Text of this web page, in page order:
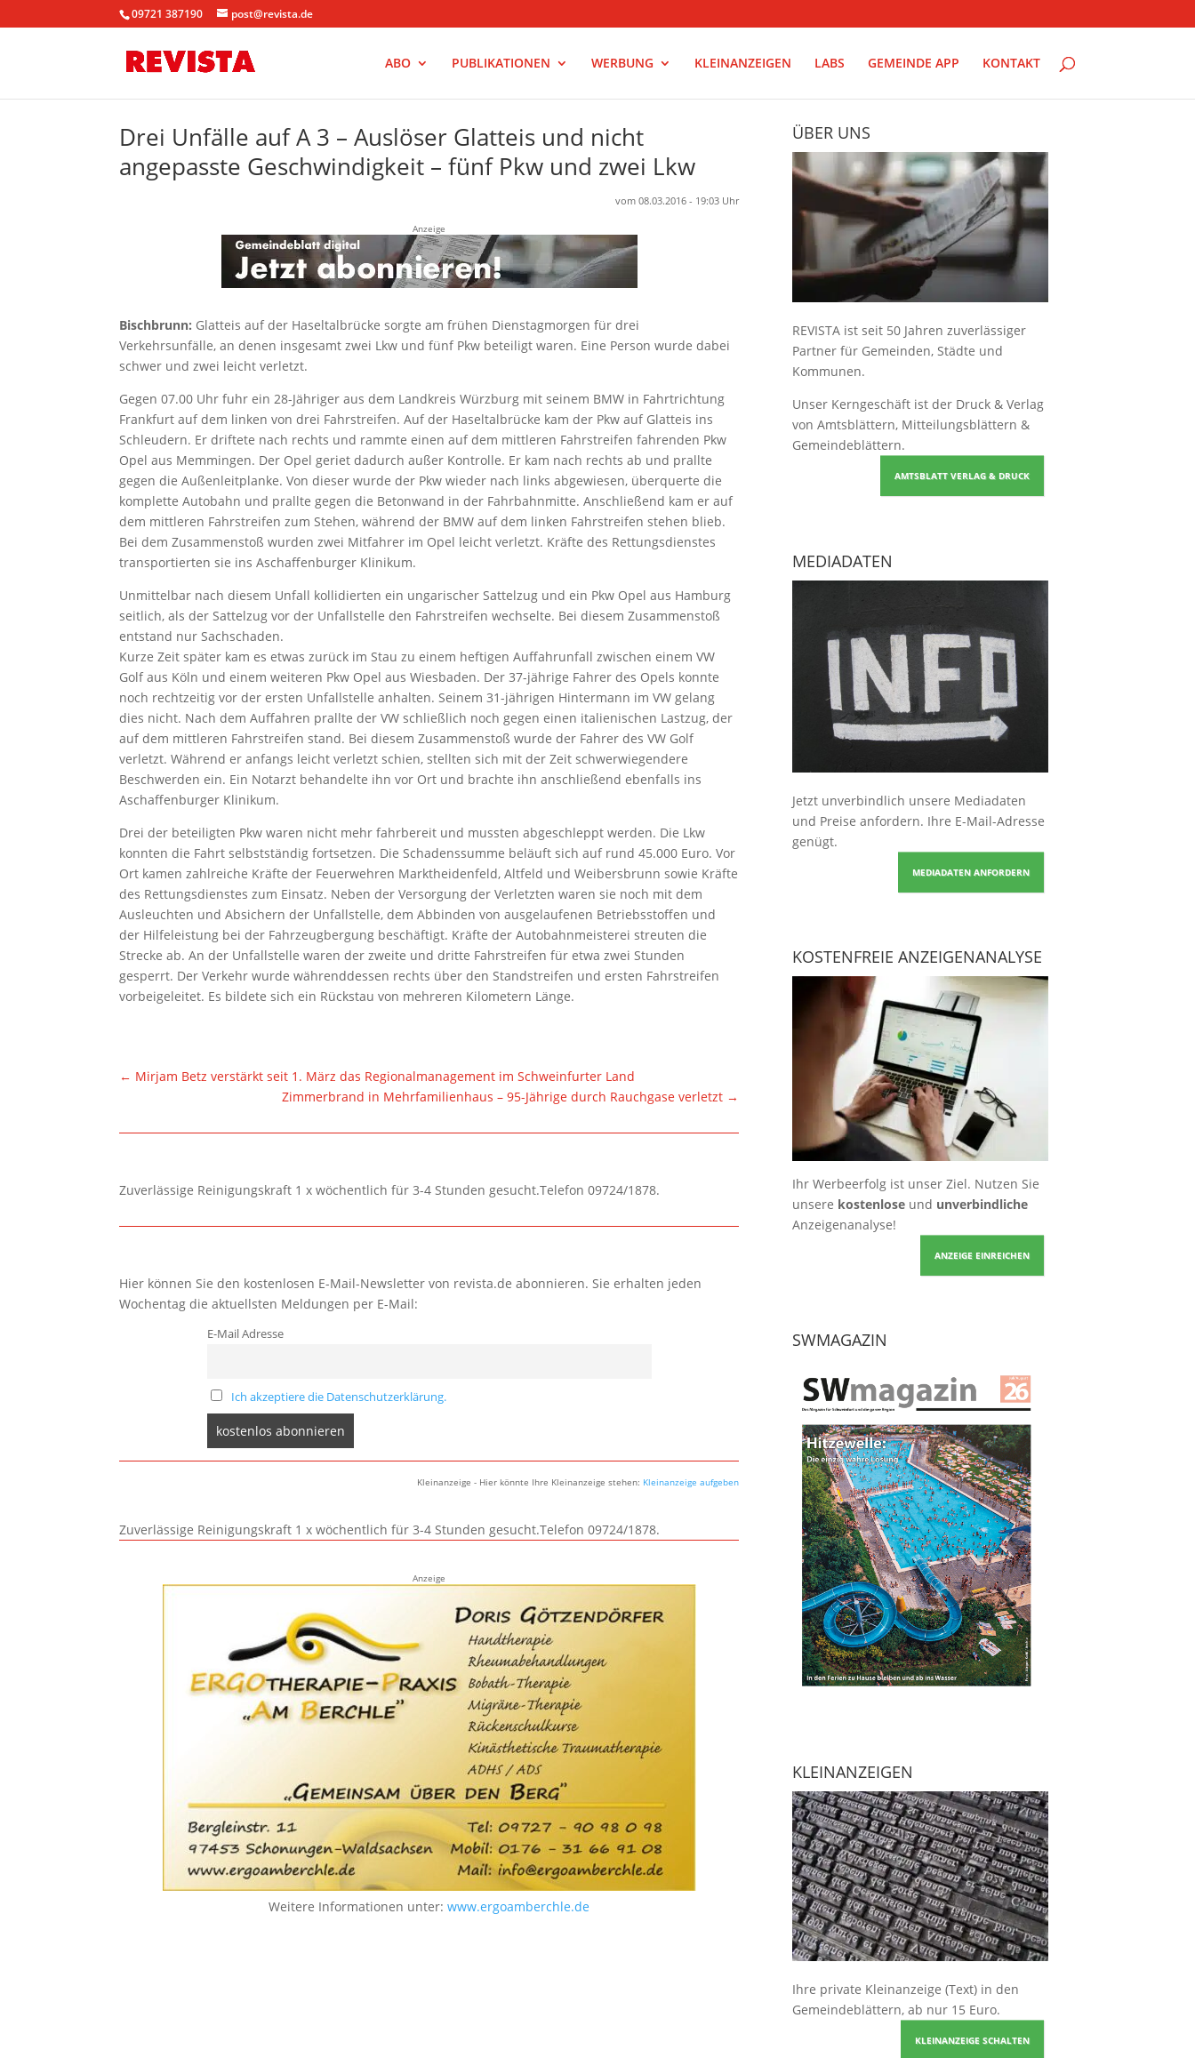
09721 387190 post@revista.de
ABO PUBLIKATIONEN WERBUNG KLEINANZEIGEN LABS GEMEINDE APP KONTAKT
Drei Unfälle auf A 3 – Auslöser Glatteis und nicht
angepasste Geschwindigkeit – fünf Pkw und zwei Lkw
vom 08.03.2016 - 19:03 Uhr
Anzeige
Bischbrunn: Glatteis auf der Haseltalbrücke sorgte am frühen Dienstagmorgen für drei
Verkehrsunfälle, an denen insgesamt zwei Lkw und fünf Pkw beteiligt waren. Eine Person wurde dabei
schwer und zwei leicht verletzt.
Gegen 07.00 Uhr fuhr ein 28-Jähriger aus dem Landkreis Würzburg mit seinem BMW in Fahrtrichtung
Frankfurt auf dem linken von drei Fahrstreifen. Auf der Haseltalbrücke kam der Pkw auf Glatteis ins
Schleudern. Er driftete nach rechts und rammte einen auf dem mittleren Fahrstreifen fahrenden Pkw
Opel aus Memmingen. Der Opel geriet dadurch außer Kontrolle. Er kam nach rechts ab und prallte
gegen die Außenleitplanke. Von dieser wurde der Pkw wieder nach links abgewiesen, überquerte die
komplette Autobahn und prallte gegen die Betonwand in der Fahrbahnmitte. Anschließend kam er auf
dem mittleren Fahrstreifen zum Stehen, während der BMW auf dem linken Fahrstreifen stehen blieb.
Bei dem Zusammenstoß wurden zwei Mitfahrer im Opel leicht verletzt. Kräfte des Rettungsdienstes
transportierten sie ins Aschaffenburger Klinikum.
Unmittelbar nach diesem Unfall kollidierten ein ungarischer Sattelzug und ein Pkw Opel aus Hamburg
seitlich, als der Sattelzug vor der Unfallstelle den Fahrstreifen wechselte. Bei diesem Zusammenstoß
entstand nur Sachschaden.
Kurze Zeit später kam es etwas zurück im Stau zu einem heftigen Auffahrunfall zwischen einem VW
Golf aus Köln und einem weiteren Pkw Opel aus Wiesbaden. Der 37-jährige Fahrer des Opels konnte
noch rechtzeitig vor der ersten Unfallstelle anhalten. Seinem 31-jährigen Hintermann im VW gelang
dies nicht. Nach dem Auffahren prallte der VW schließlich noch gegen einen italienischen Lastzug, der
auf dem mittleren Fahrstreifen stand. Bei diesem Zusammenstoß wurde der Fahrer des VW Golf
verletzt. Während er anfangs leicht verletzt schien, stellten sich mit der Zeit schwerwiegendere
Beschwerden ein. Ein Notarzt behandelte ihn vor Ort und brachte ihn anschließend ebenfalls ins
Aschaffenburger Klinikum.
Drei der beteiligten Pkw waren nicht mehr fahrbereit und mussten abgeschleppt werden. Die Lkw
konnten die Fahrt selbstständig fortsetzen. Die Schadenssumme beläuft sich auf rund 45.000 Euro. Vor
Ort kamen zahlreiche Kräfte der Feuerwehren Marktheidenfeld, Altfeld und Weibersbrunn sowie Kräfte
des Rettungsdienstes zum Einsatz. Neben der Versorgung der Verletzten waren sie noch mit dem
Ausleuchten und Absichern der Unfallstelle, dem Abbinden von ausgelaufenen Betriebsstoffen und
der Hilfeleistung bei der Fahrzeugbergung beschäftigt. Kräfte der Autobahnmeisterei streuten die
Strecke ab. An der Unfallstelle waren der zweite und dritte Fahrstreifen für etwa zwei Stunden
gesperrt. Der Verkehr wurde währenddessen rechts über den Standstreifen und ersten Fahrstreifen
vorbeigeleitet. Es bildete sich ein Rückstau von mehreren Kilometern Länge.
← Mirjam Betz verstärkt seit 1. März das Regionalmanagement im Schweinfurter Land
Zimmerbrand in Mehrfamilienhaus – 95-Jährige durch Rauchgase verletzt →
Zuverlässige Reinigungskraft 1 x wöchentlich für 3-4 Stunden gesucht.Telefon 09724/1878.
Hier können Sie den kostenlosen E-Mail-Newsletter von revista.de abonnieren. Sie erhalten jeden
Wochentag die aktuellsten Meldungen per E-Mail:
E-Mail Adresse
Ich akzeptiere die Datenschutzerklärung.
Kleinanzeige - Hier könnte Ihre Kleinanzeige stehen: Kleinanzeige aufgeben
Zuverlässige Reinigungskraft 1 x wöchentlich für 3-4 Stunden gesucht.Telefon 09724/1878.
Anzeige
Weitere Informationen unter:www.ergoamberchle.de
ÜBER UNS
REVISTA ist seit 50 Jahren zuverlässiger
Partner für Gemeinden, Städte und
Kommunen.
Unser Kerngeschäft ist der Druck & Verlag
von Amtsblättern, Mitteilungsblättern &
Gemeindeblättern.
AMTSBLATT VERLAG & DRUCK
MEDIADATEN
Jetzt unverbindlich unsere Mediadaten
und Preise anfordern. Ihre E-Mail-Adresse
genügt.
MEDIADATEN ANFORDERN
KOSTENFREIE ANZEIGENANALYSE
Ihr Werbeerfolg ist unser Ziel. Nutzen Sie
unsere kostenloseund unverbindliche
Anzeigenanalyse!
ANZEIGE EINREICHEN
SWMAGAZIN
KLEINANZEIGEN
Ihre private Kleinanzeige (Text) in den
Gemeindeblättern, ab nur 15 Euro.
KLEINANZEIGE SCHALTEN